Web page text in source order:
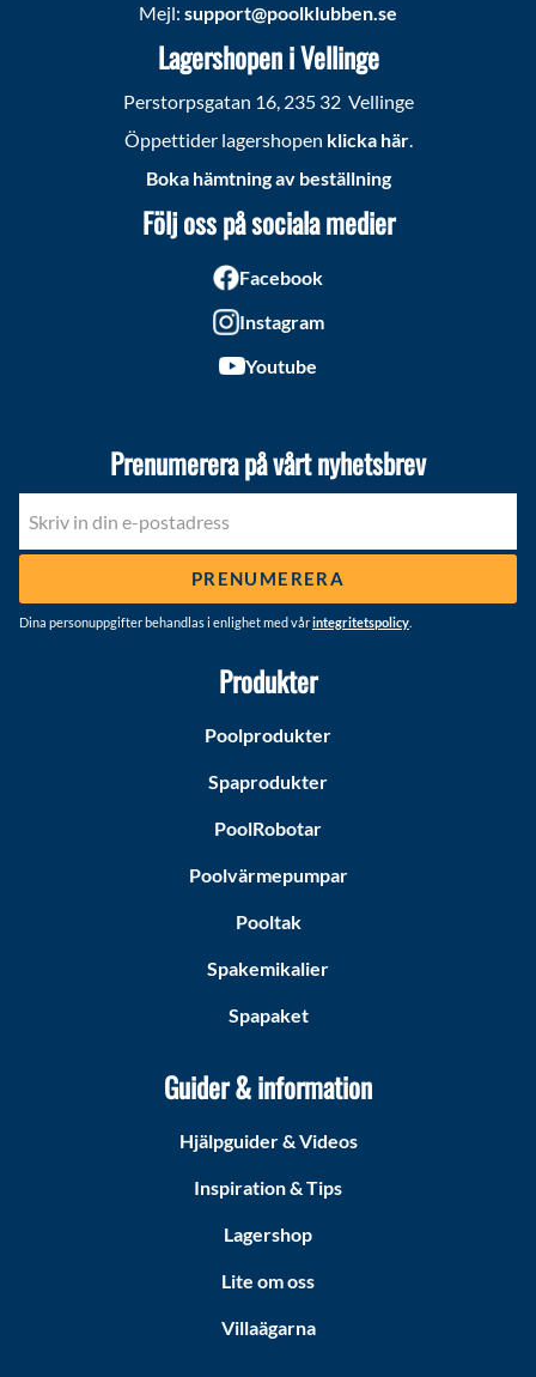
Mejl: support@poolklubben.se
Lagershopen i Vellinge
Perstorpsgatan 16, 235 32 Vellinge
Öppettider lagershopen klicka här.
Boka hämtning av beställning
Följ oss på sociala medier
Facebook
Instagram
Youtube
Prenumerera på vårt nyhetsbrev
PRENUMERERA
Dina personuppgifter behandlas i enlighet med vårintegritetspolicy
Produkter
Poolprodukter
Spaprodukter
PoolRobotar
Poolvärmepumpar
Pooltak
Spakemikalier
Spapaket
Guider & information
Hjälpguider & Videos
Inspiration & Tips
Lagershop
Lite om oss
Villaägarna